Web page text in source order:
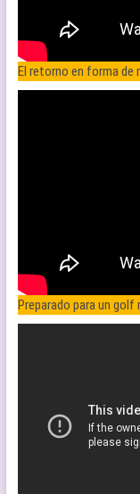
El retorno en forma de
Preparado para un golf